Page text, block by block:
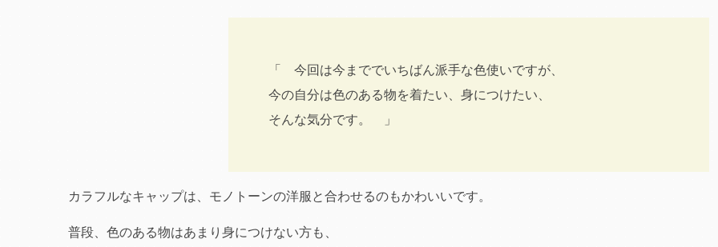
「 今回は今まででいちばん派手な色使いですが、
今の自分は色のある物を着たい、身につけたい、
そんな気分です。 」
カラフルなキャップは、モノトーンの洋服と合わせるのもかわいいです。
普段、色のある物はあまり身につけない方も、